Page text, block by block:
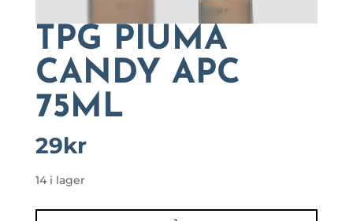
TPG PIUMA
CANDY APC
75ML
29kr
14 i lager